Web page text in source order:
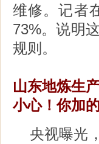
维修。记者
73%。说明
规则。
山东地炼生
小心！你加
央视曝光